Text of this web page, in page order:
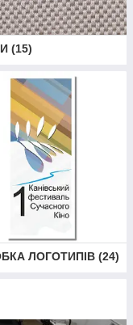
(15)
ЛОГОТИПІВ (24)